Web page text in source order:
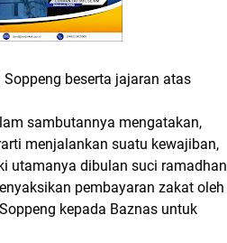
beserta jajaran atas
sambutannya mengatakan,
menjalankan suatu kewajiban,
utamanya dibulan suci ramadhan
pembayaran zakat oleh
kepada Baznas untuk